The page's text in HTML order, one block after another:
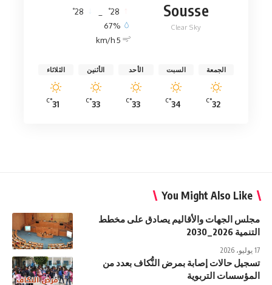
Sousse
Clear Sky
28
°
28
°
67%
5 km/h
الجمعة
32
°C
السبت
34
°C
الأحد
33
°C
الأثنين
33
°C
الثلاثاء
31
°C
You Might Also Like
مجلس الجهات والأقاليم يصادق على مخطط
التنمية 2026_2030
17 يوليو، 2026
تسجيل حالات إصابة بمرض النُّكاف بعدد من
المؤسسات التربوية